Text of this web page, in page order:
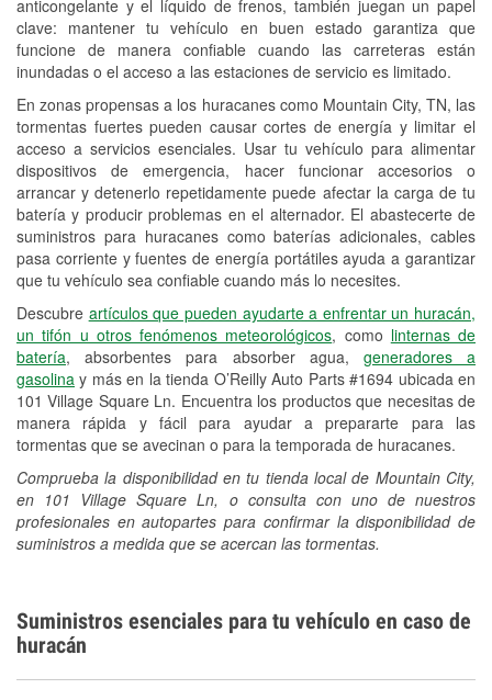
anticongelante y el líquido de frenos, también juegan un papel
clave: mantener tu vehículo en buen estado garantiza que
funcione de manera confiable cuando las carreteras están
inundadas o el acceso a las estaciones de servicio es limitado.
En zonas propensas a los huracanes como Mountain City, TN, las
tormentas fuertes pueden causar cortes de energía y limitar el
acceso a servicios esenciales. Usar tu vehículo para alimentar
dispositivos de emergencia, hacer funcionar accesorios o
arrancar y detenerlo repetidamente puede afectar la carga de tu
batería y producir problemas en el alternador. El abastecerte de
suministros para huracanes como baterías adicionales, cables
pasa corriente y fuentes de energía portátiles ayuda a garantizar
que tu vehículo sea confiable cuando más lo necesites.
Descubre artículos que pueden ayudarte a enfrentar un huracán,
un tifón u otros fenómenos meteorológicos, como linternas de
batería, absorbentes para absorber agua, generadores a
gasolina y más en la tienda O’Reilly Auto Parts #1694 ubicada en
101 Village Square Ln. Encuentra los productos que necesitas de
manera rápida y fácil para ayudar a prepararte para las
tormentas que se avecinan o para la temporada de huracanes.
Comprueba la disponibilidad en tu tienda local de Mountain City,
en 101 Village Square Ln, o consulta con uno de nuestros
profesionales en autopartes para confirmar la disponibilidad de
suministros a medida que se acercan las tormentas.
Herramientas
Rectificación de tambores y discos de
freno
Mangueras hidráulicas a la medida
Hurricane Supplies
Snowstorm Supplies
Conoce más
Suministros esenciales para tu vehículo en caso de
huracán